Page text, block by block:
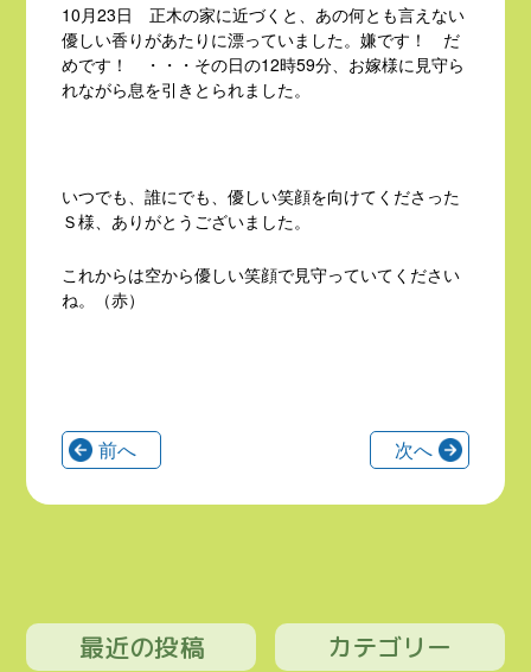
10月23日 正木の家に近づくと、あの何とも言えない
優しい香りがあたりに漂っていました。嫌です！ だ
めです！ ・・・その日の12時59分、お嫁様に見守ら
れながら息を引きとられました。
いつでも、誰にでも、優しい笑顔を向けてくださった
Ｓ様、ありがとうございました。
これからは空から優しい笑顔で見守っていてください
ね。（赤）
前へ 次へ
最近の投稿 カテゴリー